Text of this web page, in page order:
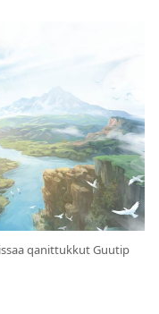
qanit­tuk­kut Guutip